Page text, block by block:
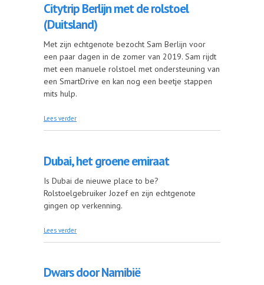
Citytrip Berlijn met de rolstoel
(Duitsland)
Met zijn echtgenote bezocht Sam Berlijn voor
een paar dagen in de zomer van 2019. Sam rijdt
met een manuele rolstoel met ondersteuning van
een SmartDrive en kan nog een beetje stappen
mits hulp.
Lees verder
Dubai, het groene emiraat
Is Dubai de nieuwe place to be?
Rolstoelgebruiker Jozef en zijn echtgenote
gingen op verkenning.
Lees verder
Dwars door Namibië